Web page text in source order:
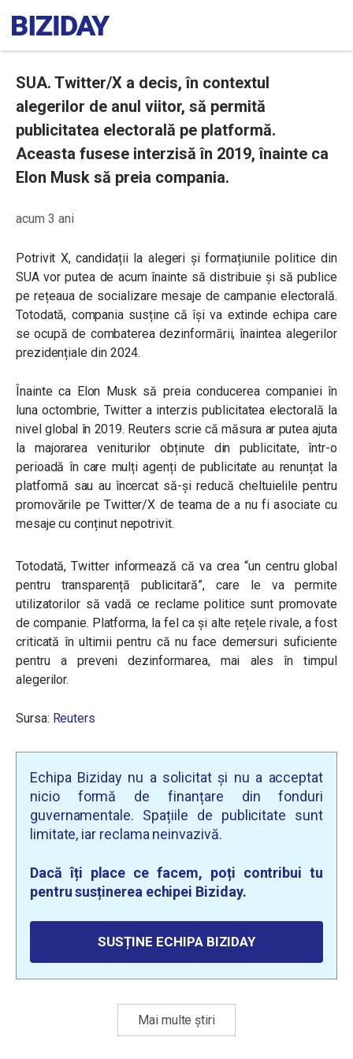
SUA. Twitter/X a decis, în contextul
alegerilor de anul viitor, să permită
publicitatea electorală pe platformă.
Aceasta fusese interzisă în 2019, înainte ca
Elon Musk să preia compania.
acum 3 ani
Potrivit X, candidații la alegeri și formațiunile politice din
SUA vor putea de acum înainte să distribuie și să publice
pe rețeaua de socializare mesaje de campanie electorală.
Totodată, compania susține că își va extinde echipa care
se ocupă de combaterea dezinformării, înaintea alegerilor
prezidențiale din 2024.
Înainte ca Elon Musk să preia conducerea companiei în
luna octombrie, Twitter a interzis publicitatea electorală la
nivel global în 2019. Reuters scrie că măsura ar putea ajuta
la majorarea veniturilor obținute din publicitate, într-o
perioadă în care mulți agenți de publicitate au renunțat la
platformă sau au încercat să-și reducă cheltuielile pentru
promovările pe Twitter/X de teama de a nu fi asociate cu
mesaje cu conținut nepotrivit.
Totodată, Twitter informează că va crea “un centru global
pentru transparență publicitară”, care le va permite
utilizatorilor să vadă ce reclame politice sunt promovate
de companie. Platforma, la fel ca și alte rețele rivale, a fost
criticată în ultimii pentru că nu face demersuri suficiente
pentru a preveni dezinformarea, mai ales în timpul
alegerilor.
Sursa: Reuters
Echipa Biziday nu a solicitat și nu a acceptat
nicio formă de finanțare din fonduri
guvernamentale. Spațiile de publicitate sunt
limitate, iar reclama neinvazivă.
Dacă îți place ce facem, poți contribui tu
pentru susținerea echipei Biziday.
SUSȚINE ECHIPA BIZIDAY
Mai multe știri